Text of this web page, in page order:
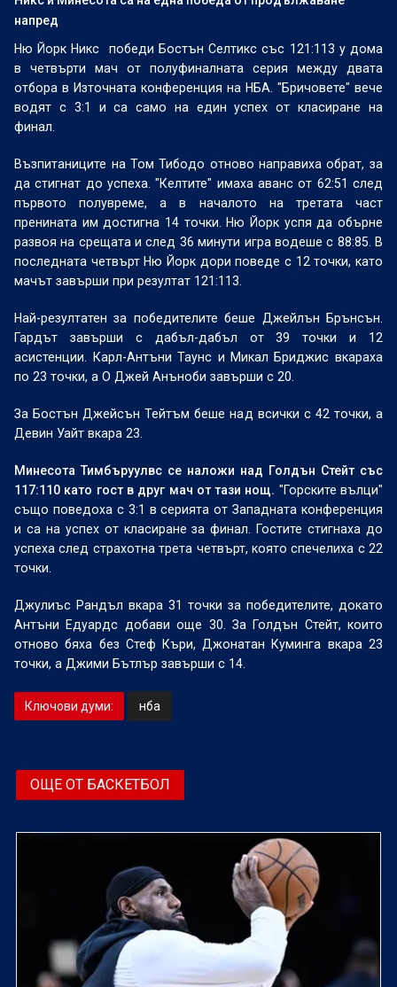
напред
Ню Йорк Никс победи Бостън Селтикс със 121:113 у дома
в четвърти мач от полуфиналната серия между двата
отбора в Източната конференция на НБА. "Бричовете" вече
водят с 3:1 и са само на един успех от класиране на
финал.
Възпитаниците на Том Тибодо отново направиха обрат, за
да стигнат до успеха. "Келтите" имаха аванс от 62:51 след
първото полувреме, а в началото на третата част
пренината им достигна 14 точки. Ню Йорк успя да обърне
развоя на срещата и след 36 минути игра водеше с 88:85. В
последната четвърт Ню Йорк дори поведе с 12 точки, като
мачът завърши при резултат 121:113.
Най-резултатен за победителите беше Джейлън Брънсън.
Гардът завърши с дабъл-дабъл от 39 точки и 12
асистенции. Карл-Антъни Таунс и Микал Бриджис вкараха
по 23 точки, а О Джей Анъноби завърши с 20.
За Бостън Джейсън Тейтъм беше над всички с 42 точки, а
Девин Уайт вкара 23.
Минесота Тимбъруулвс се наложи над Голдън Стейт със
117:110 като гост в друг мач от тази нощ. "Горските вълци"
също поведоха с 3:1 в серията от Западната конференция
и са на успех от класиране за финал. Гостите стигнаха до
успеха след страхотна трета четвърт, която спечелиха с 22
точки.
Джулиъс Рандъл вкара 31 точки за победителите, докато
Антъни Едуардс добави още 30. За Голдън Стейт, които
отново бяха без Стеф Къри, Джонатан Куминга вкара 23
точки, а Джими Бътлър завърши с 14.
Ключови думи: нба
ОЩЕ ОТ БАСКЕТБОЛ